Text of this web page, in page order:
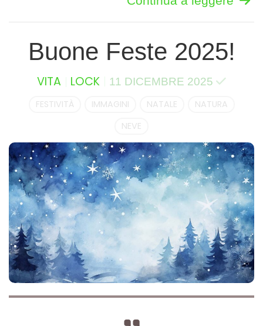
Buone Feste 2025!
VITA LOCK 11 DICEMBRE 2025
FESTIVITÀ IMMAGINI NATALE
NATURA
NEVE